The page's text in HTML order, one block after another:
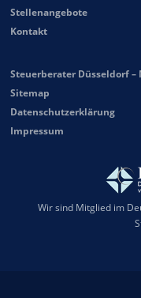
Stellenangebote
Kontakt
Steuerberater Düsseldorf –
Sitemap
Datenschutzerklärung
Impressum
Wir sind Mitglied im